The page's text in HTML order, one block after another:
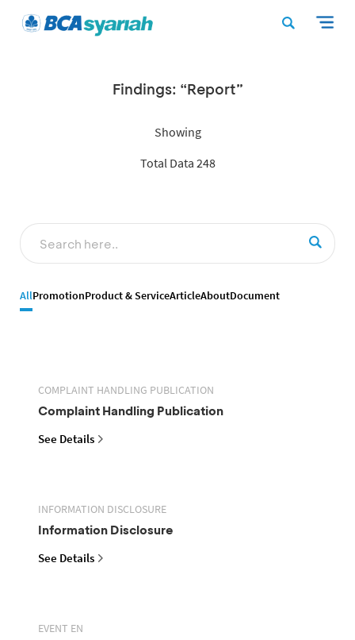
Findings: “Report”
Showing
Total Data 248
AllPromotionProduct & ServiceArticleAboutDocument
COMPLAINT HANDLING PUBLICATION
Complaint Handling Publication
See Details
INFORMATION DISCLOSURE
Information Disclosure
See Details
EVENT EN